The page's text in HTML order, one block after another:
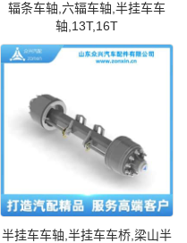
辐条车轴,六辐车轴,半挂车车
轴,13T,16T
半挂车车轴,半挂车车桥,梁山半